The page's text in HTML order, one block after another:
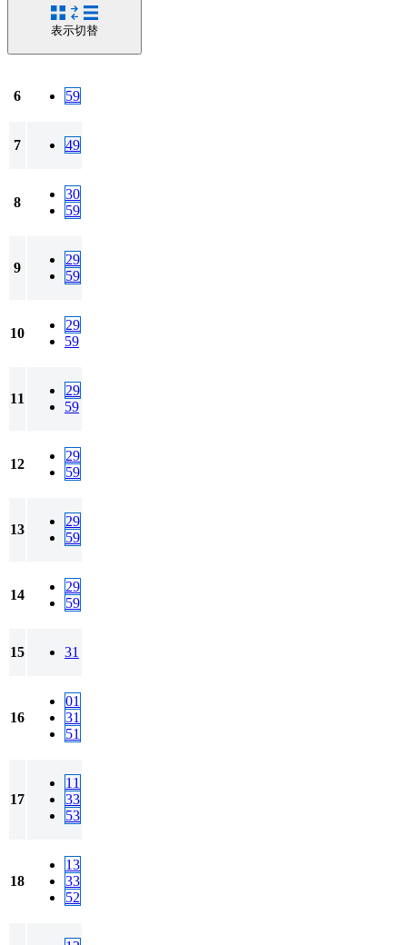
表示切替
6 59
7 49
8
30
59
9
29
59
10
29
59
11
29
59
12
29
59
13
29
59
14
29
59
15 31
16
01
31
51
17
11
33
53
18
13
33
52